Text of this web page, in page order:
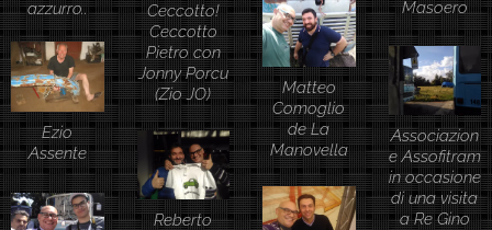
azzurro..
Masoero
Ceccotto!
Ceccotto
Pietro con
Jonny Porcu
(Zio JO)
Matteo
Comoglio
de La
Manovella
Ezio
Assente
Associazion
e Assofitram
in occasione
di una visita
a Re Gino
Reberto